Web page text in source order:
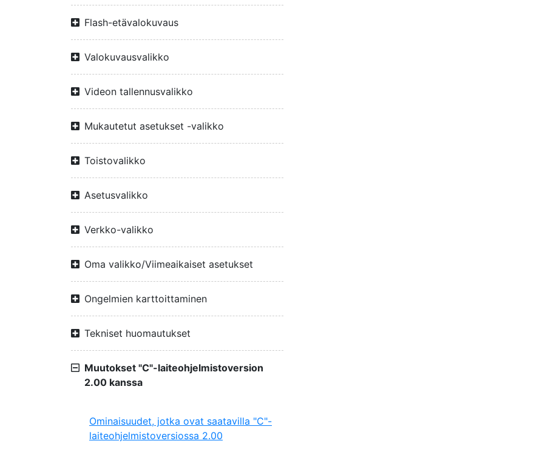
Flash-etävalokuvaus
Valokuvausvalikko
Videon tallennusvalikko
Mukautetut asetukset -valikko
Toistovalikko
Asetusvalikko
Verkko-valikko
Oma valikko/Viimeaikaiset asetukset
Ongelmien karttoittaminen
Tekniset huomautukset
Muutokset "C"-laiteohjelmistoversion
2.00 kanssa
Ominaisuudet, jotka ovat saatavilla "C"-
laiteohjelmistoversiossa 2.00